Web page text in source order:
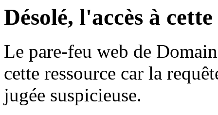
Désolé, l'accès à
Le pare-feu web de
cette ressource car la
jugée suspicieuse.